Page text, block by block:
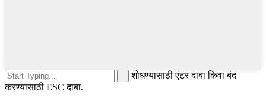
शोधण्यासाठी एंटर दाबा किंवा बंद
करण्यासाठी ESC दाबा.